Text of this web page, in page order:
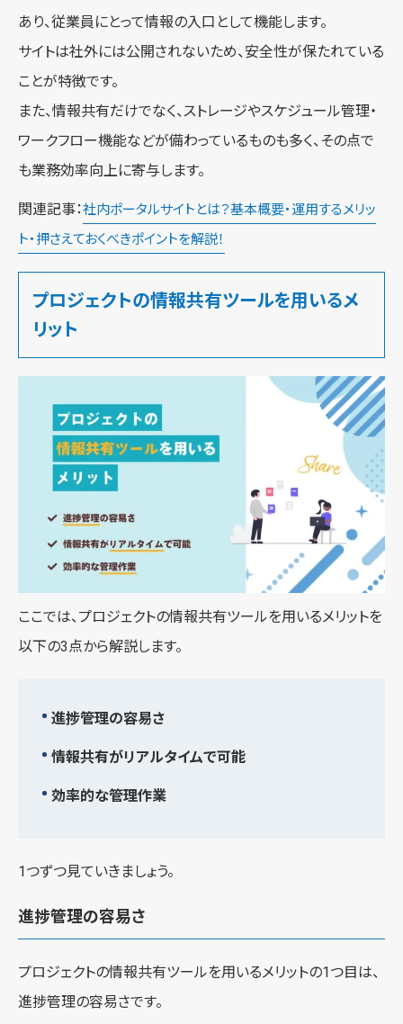
あり、従業員にとって情報の入口として機能します。
サイトは社外には公開されないため、安全性が保たれている
ことが特徴です。
また、情報共有だけでなく、ストレージやスケジュール管理・
ワークフロー機能などが備わっているものも多く、その点で
も業務効率向上に寄与します。
関連記事：社内ポータルサイトとは？基本概要・運用するメリッ
ト・押さえておくべきポイントを解説！
プロジェクトの情報共有ツールを用いるメ
リット
ここでは、プロジェクトの情報共有ツールを用いるメリットを
以下の3点から解説します。
進捗管理の容易さ
情報共有がリアルタイムで可能
効率的な管理作業
1つずつ見ていきましょう。
進捗管理の容易さ
プロジェクトの情報共有ツールを用いるメリットの1つ目は、
進捗管理の容易さです。